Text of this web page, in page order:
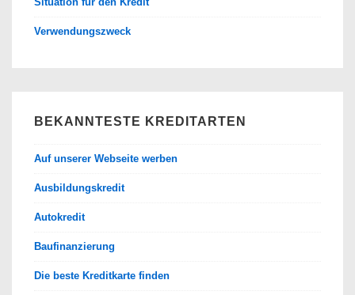
Verwendungszweck
BEKANNTESTE KREDITARTEN
Auf unserer Webseite werben
Ausbildungskredit
Autokredit
Baufinanzierung
Die beste Kreditkarte finden